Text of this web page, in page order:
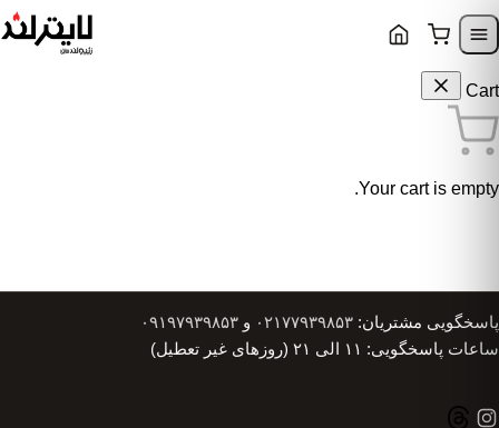
Skip to navigation
Cart
Your cart is empty.
پاسخگویی مشتریان: ۰۲۱۷۷۹۳۹۸۵۳ و ۰۹۱۹۷۹۳۹۸۵۳
ساعات پاسخگویی: ۱۱ الی ۲۱ (روزهای غیر تعطیل)